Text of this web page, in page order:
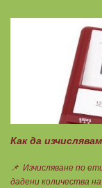
Как да
📌 Изчисляване по
дадени количества